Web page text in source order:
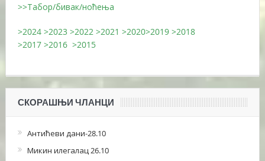
>>Табор/бивак/ноћења
>2024 >2023 >2022 >2021 >2020>2019 >2018
>2017 >2016 >2015
СКОРАШЊИ ЧЛАНЦИ
Антићеви дани-28.10
Микин илегалац 26.10